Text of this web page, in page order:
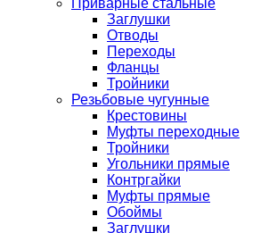
Приварные стальные
Заглушки
Отводы
Переходы
Фланцы
Тройники
Резьбовые чугунные
Крестовины
Муфты переходные
Тройники
Угольники прямые
Контргайки
Муфты прямые
Обоймы
Заглушки